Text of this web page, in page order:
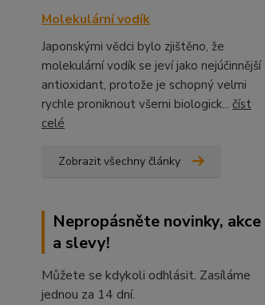
Molekulární vodík
Japonskými vědci bylo zjištěno, že
molekulární vodík se jeví jako nejúčinnější
antioxidant, protože je schopný velmi
rychle proniknout všemi biologick... číst
celé
Zobrazit všechny články
Nepropásněte novinky, akce
a slevy!
Můžete se kdykoli odhlásit. Zasíláme
jednou za 14 dní.